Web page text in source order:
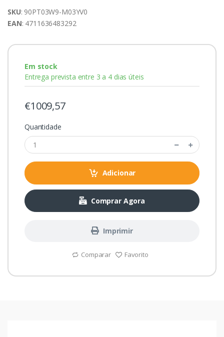
SKU: 90PT03W9-M03YV0
EAN: 4711636483292
Em stock
Entrega prevista entre 3 a 4 dias úteis
€1009,57
Quantidade
Adicionar
Comprar Agora
Imprimir
Comparar Favorito